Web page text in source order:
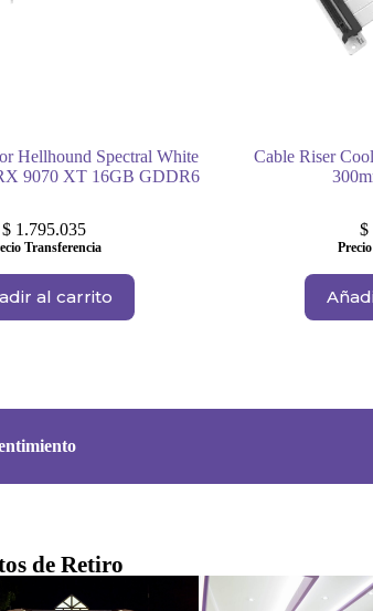
Hellhound Spectral White
9070 XT 16GB GDDR6
$ 1.795.035
Transferencia
al carrito
Cable Riser
$
de Retiro